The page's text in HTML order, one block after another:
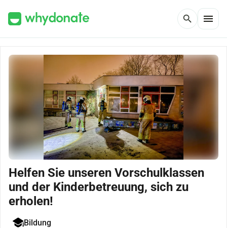
search menu
Helfen Sie unseren Vorschulklassen
und der Kinderbetreuung, sich zu
erholen!
Bildung